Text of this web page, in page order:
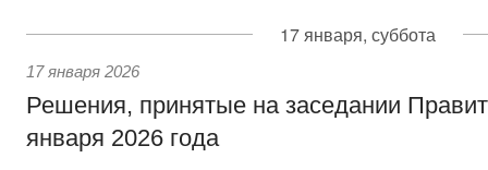
17 января, суббота
17 января 2026
Решения, принятые на заседании
января 2026 года